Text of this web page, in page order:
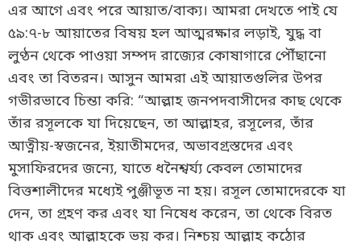
এর আগে এবং পরে আয়াত/বাক্য। আমরা দেখতে পাই যে
৫৯:৭-৮ আয়াতের বিষয় হল আত্মরক্ষার লড়াই, যুদ্ধ বা
লুণ্ঠন থেকে পাওয়া সম্পদ রাজ্যের কোষাগারে পৌঁছানো
এবং তা বিতরন। আসুন আমরা এই আয়াতগুলির উপর
গভীরভাবে চিন্তা করি: “আল্লাহ জনপদবাসীদের কাছ থেকে
তাঁর রসূলকে যা দিয়েছেন, তা আল্লাহর, রসূলের, তাঁর
আত্নীয়-স্বজনের, ইয়াতীমদের, অভাবগ্রস্তদের এবং
মুসাফিরদের জন্যে, যাতে ধনৈশ্বর্য্য কেবল তোমাদের
বিত্তশালীদের মধ্যেই পুঞ্জীভূত না হয়। রসূল তোমাদেরকে যা
দেন, তা গ্রহণ কর এবং যা নিষেধ করেন, তা থেকে বিরত
থাক এবং আল্লাহকে ভয় কর। নিশ্চয় আল্লাহ কঠোর